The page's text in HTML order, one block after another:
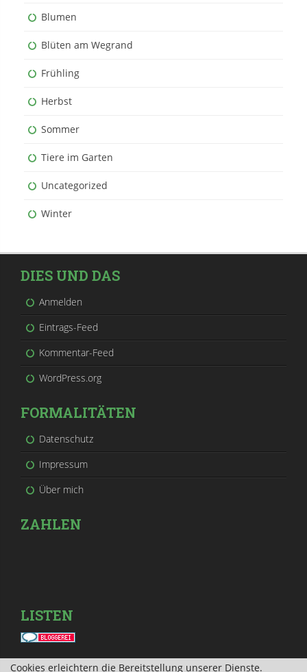
Blumen
Blüten am Wegrand
Frühling
Herbst
Sommer
Tiere im Garten
Uncategorized
Winter
DIES UND DAS
Anmelden
Eintrags-Feed
Kommentar-Feed
WordPress.org
FORMALITÄTEN
Datenschutz
Impressum
Über mich
ZAHLEN
LISTEN
Cookies erleichtern die Bereitstellung unserer Dienste.